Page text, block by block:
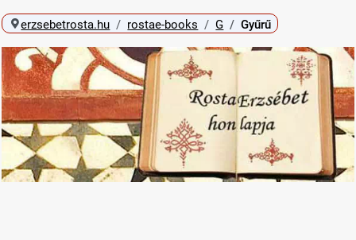
erzsebetrosta.hu rostae-books G Gyűrű